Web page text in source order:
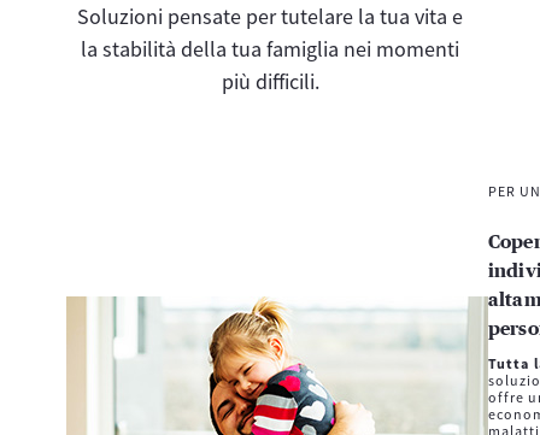
Soluzioni pensate per tutelare la tua vita e
la stabilità della tua famiglia nei momenti
più difficili.
PER
Tutta
offre